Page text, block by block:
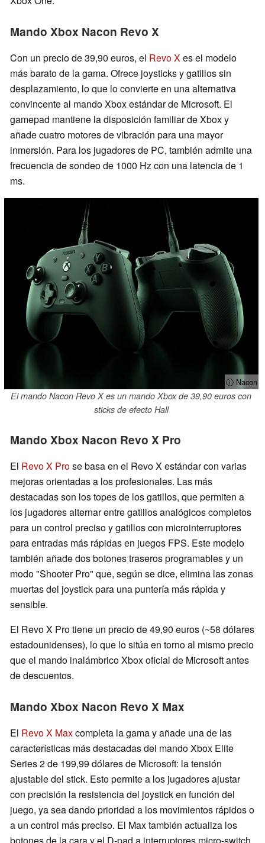
Mando Xbox Nacon Revo X
Con un precio de 39,90 euros, el Revo Xes el modelo
más barato de la gama. Ofrece joysticks y gatillos sin
desplazamiento, lo que lo convierte en una alternativa
convincente al mando Xbox estándar de Microsoft. El
gamepad mantiene la disposición familiar de Xbox y
añade cuatro motores de vibración para una mayor
inmersión. Para los jugadores de PC, también admite una
frecuencia de sondeo de 1000 Hz con una latencia de 1
ms.
ⓘ Nacon
El mando Nacon Revo X es un mando Xbox de 39,90 euros con
sticks de efecto Hall
Mando Xbox Nacon Revo X Pro
El Revo X Prose basa en el Revo X estándar con varias
mejoras orientadas a los profesionales. Las más
destacadas son los topes de los gatillos, que permiten a
los jugadores alternar entre gatillos analógicos completos
para un control preciso y gatillos con microinterruptores
para entradas más rápidas en juegos FPS. Este modelo
también añade dos botones traseros programables y un
modo "Shooter Pro" que, según se dice, elimina las zonas
muertas del joystick para una puntería más rápida y
sensible.
El Revo X Pro tiene un precio de 49,90 euros (~58 dólares
estadounidenses), lo que lo sitúa en torno al mismo precio
que el mando inalámbrico Xbox oficial de Microsoft antes
de descuentos.
Mando Xbox Nacon Revo X Max
El Revo X Maxcompleta la gama y añade una de las
características más destacadas del mando Xbox Elite
Series 2 de 199,99 dólares de Microsoft: la tensión
ajustable del stick. Esto permite a los jugadores ajustar
con precisión la resistencia del joystick en función del
juego, ya sea dando prioridad a los movimientos rápidos o
a un control más preciso. El Max también actualiza los
botones de la cara y el D-pad a interruptores micro-switch